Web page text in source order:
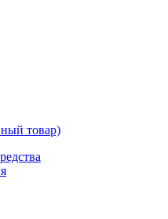
товар)